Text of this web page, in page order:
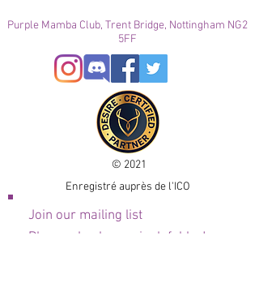
Purple Mamba Club, Trent Bridge, Nottingham NG2
5FF
© 2021
Enregistré auprès de l'ICO
Join our mailing list
Please check your junk folder!